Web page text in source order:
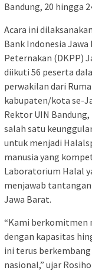
Bandung, 20 hingga
Acara ini
Bank Indonesia
Peternakan (DKPP)
diikuti 56 peserta
perwakilan dari
kabupaten/kota se-
Rektor UIN
salah satu
untuk menjadi
manusia yang
Laboratorium Halal
menjawab
Jawa Barat.
“Kami berkomitmen
dengan kapasitas
ini terus
nasional,” ujar